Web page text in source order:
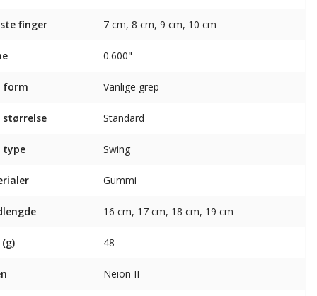
finger 7 cm, 8 cm, 9 cm, 10 cm
0.600"
form Vanlige grep
størrelse Standard
type Swing
Gummi
16 cm, 17 cm, 18 cm, 19 cm
48
Neion II